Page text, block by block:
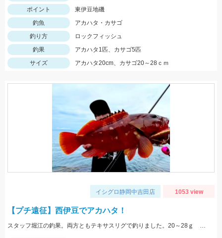
ポイント
東伊豆地磯
釣魚
アカハタ・カサゴ
釣り方
ロックフィッシュ
釣果
アカハタ1匹、カサゴ5匹
サイズ
アカハタ20cm、カサゴ20～28ｃｍ
イシグロ静岡中吉田店 1053 view
【プチ遠征】西伊豆でアカハタ！
スタッフ堀江の釣果。両方ともテキサスリグで釣りました。20～28ｇ サバ、ムツっ子などが足元で釣れます。